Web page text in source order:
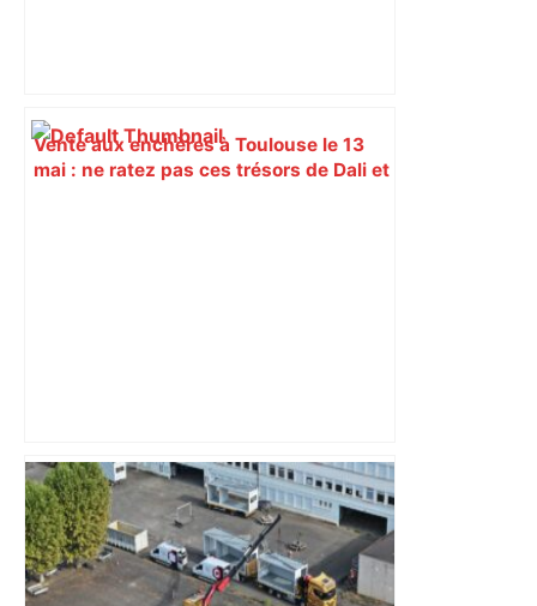
Vente aux enchères à Toulouse le 13
mai : ne ratez pas ces trésors de Dali et
Un Airbus pas comme les autres :
l’étonnante histoire de l' Airbus A220 –
ici.fr